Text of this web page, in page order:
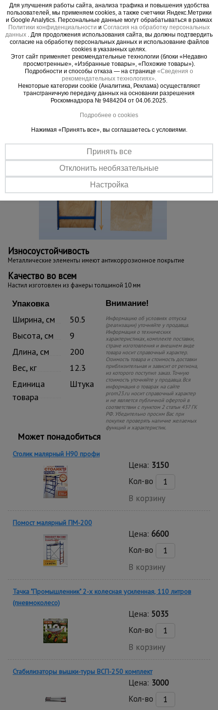
Надежность
Простая и эффективная конструкция из фанеры и
высококачественной стали, выдерживает вес до 250 кг
Легкая установка
Настил просто устанавливается и так же легко демонтируется без
применения дополнительных инструментов
Износоустойчивость
Металлические элементы имеют антикоррозионное покрытие
Качество во всем
Настил изготовлен из фанеры толщиной 10 мм
Упаковка
Ширина, см
50.5
Высота, см
9
Длина, см
200
Вес, кг
12.3
Единица
товара
Штука
Внимание!
Информацию об условиях отпуска
(реализации) уточняйте у продавца.
Информация о технических
характеристиках, комплекте поставки,
стране изготовления и внешнем виде
товара носит справочный характер.
Стоимость товара и стоимость доставки
приблизительная и зависит от региона,
из которого поступил заказ. Точную
стоимость уточняйте у продавца. Вся
информация о товарах на сайте
prom23.ru носит справочный характер
и не является публичной офертой в
соответствии с пунктом 2 статьи 437 ГК
РФ. Убедительно просим Вас при
покупке проверять наличие желаемых
функций и характеристик.
Может понадобиться
Столик малярный H90 профи
Цена: 3150
Кол-во
В корзину
Помост малярный ПМ-200
Цена: 6600
Кол-во
В корзину
Тачка "Промышленник" 2-х колесная усиленная, 110 литров
(пневмоколесо)
Цена: 5035
Кол-во
В корзину
Стабилизаторы вышки-туры ВСП-250 комплект
Цена: 3000
Кол-во
Для улучшения работы сайта, анализа трафика и повышения удобства
пользователей, мы применяем cookies, а также счетчики Яндекс.Метрики
и Google Analytics. Персональные данные могут обрабатываться в рамках
Политики конфиденциальности и Согласия на обработку персональных
данных . Для продолжения использования сайта, вы должны подтвердить
согласие на обработку персональных данных и использование файлов
cookies в указанных целях.
Этот сайт применяет рекомендательные технологии (блоки «Недавно
просмотренные», «Избранные товары», «Похожие товары»).
Подробности и способы отказа — на странице «Сведения о
рекомендательных технологиях».
Некоторые категории cookie (Аналитика, Реклама) осуществляют
трансграничную передачу данных на основании разрешения
Роскомнадзора № 9484204 от 04.06.2025.
Подробнее о cookies
Нажимая «Принять все», вы соглашаетесь с условиями.
Принять все
Отклонить необязательные
Настройка